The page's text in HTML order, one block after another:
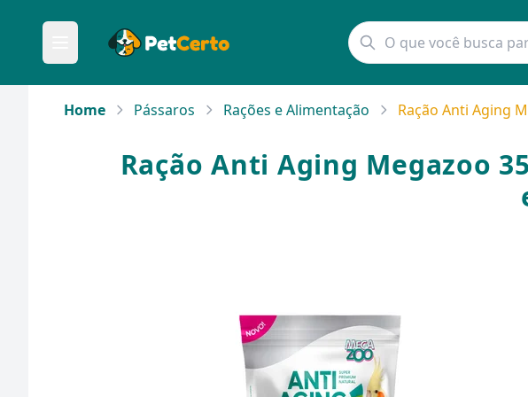
Home Pássaros Rações e Alimentação Ração Anti Aging
Ração Anti Aging Megazoo